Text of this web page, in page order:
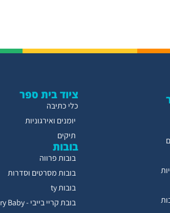
ציוד בית ספר
כלי כתיבה
יומנים ואירגוניות
תיקים
בובות
בובות פרווה
בובות מסרטים וסדרות
בובות ty
בובת קריי בייבי - Cry Baby